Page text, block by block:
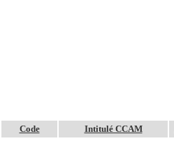
Code Intitulé CCAM